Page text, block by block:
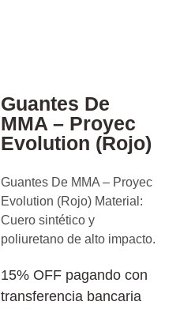
Guantes De
MMA – Proyec
Evolution (Rojo)
Guantes De MMA – Proyec
Evolution (Rojo) Material:
Cuero sintético y
poliuretano de alto impacto.
15% OFF pagando con
transferencia bancaria